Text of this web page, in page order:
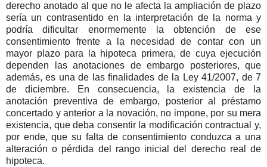
derecho anotado al que no le afecta la ampliación de plazo
sería un contrasentido en la interpretación de la norma y
podría dificultar enormemente la obtención de ese
consentimiento frente a la necesidad de contar con un
mayor plazo para la hipoteca primera, de cuya ejecución
dependen las anotaciones de embargo posteriores, que
además, es una de las finalidades de la Ley 41/2007, de 7
de diciembre. En consecuencia, la existencia de la
anotación preventiva de embargo, posterior al préstamo
concertado y anterior a la novación, no impone, por su mera
existencia, que deba consentir la modificación contractual y,
por ende, que su falta de consentimiento conduzca a una
alteración o pérdida del rango inicial del derecho real de
hipoteca.